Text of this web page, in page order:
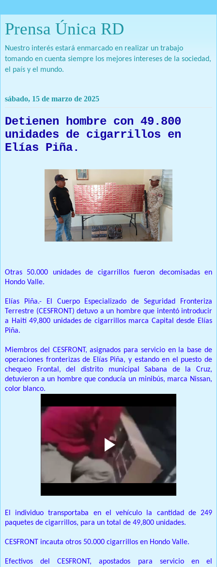
Prensa Única RD
Nuestro interés estará enmarcado en realizar un trabajo
tomando en cuenta siempre los mejores intereses de la sociedad,
el país y el mundo.
sábado, 15 de marzo de 2025
Detienen hombre con 49.800
unidades de cigarrillos en
Elías Piña.
Otras 50.000 unidades de cigarrillos fueron decomisadas en
Hondo Valle.
Elías Piña.- El Cuerpo Especializado de Seguridad Fronteriza
Terrestre (CESFRONT) detuvo a un hombre que intentó introducir
a Haití 49,800 unidades de cigarrillos marca Capital desde Elías
Piña.
Miembros del CESFRONT, asignados para servicio en la base de
operaciones fronterizas de Elías Piña, y estando en el puesto de
chequeo Frontal, del distrito municipal Sabana de la Cruz,
detuvieron a un hombre que conducía un minibús, marca Nissan,
color blanco.
El individuo transportaba en el vehículo la cantidad de 249
paquetes de cigarrillos, para un total de 49,800 unidades.
CESFRONT incauta otros 50.000 cigarrillos en Hondo Valle.
Efectivos del CESFRONT, apostados para servicio en el